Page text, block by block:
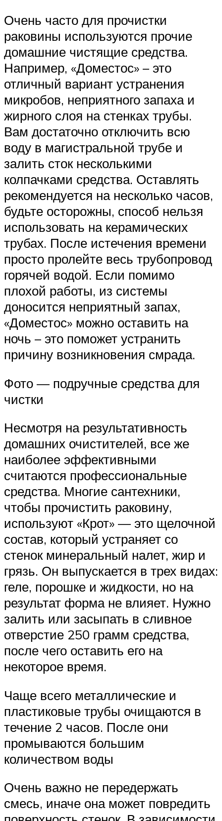
Очень часто для прочистки
раковины используются прочие
домашние чистящие средства.
Например, «Доместос» – это
отличный вариант устранения
микробов, неприятного запаха и
жирного слоя на стенках трубы.
Вам достаточно отключить всю
воду в магистральной трубе и
залить сток несколькими
колпачками средства. Оставлять
рекомендуется на несколько часов,
будьте осторожны, способ нельзя
использовать на керамических
трубах. После истечения времени
просто пролейте весь трубопровод
горячей водой. Если помимо
плохой работы, из системы
доносится неприятный запах,
«Доместос» можно оставить на
ночь – это поможет устранить
причину возникновения смрада.
Фото — подручные средства для
чистки
Несмотря на результативность
домашних очистителей, все же
наиболее эффективными
считаются профессиональные
средства. Многие сантехники,
чтобы прочистить раковину,
используют «Крот» — это щелочной
состав, который устраняет со
стенок минеральный налет, жир и
грязь. Он выпускается в трех видах:
геле, порошке и жидкости, но на
результат форма не влияет. Нужно
залить или засыпать в сливное
отверстие 250 грамм средства,
после чего оставить его на
некоторое время.
Чаще всего металлические и
пластиковые трубы очищаются в
течение 2 часов. После они
промываются большим
количеством воды
Очень важно не передержать
смесь, иначе она может повредить